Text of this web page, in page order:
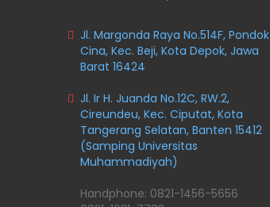
Jl. Margonda Raya No.514F, Pondok
Cina, Kec. Beji, Kota Depok, Jawa
Barat 16424
Jl. Ir H. Juanda No.12C, RW.2,
Cireundeu, Kec. Ciputat, Kota
Tangerang Selatan, Banten 15412
(Samping Universitas
Muhammadiyah)
Handphone: 0821-1456-5656